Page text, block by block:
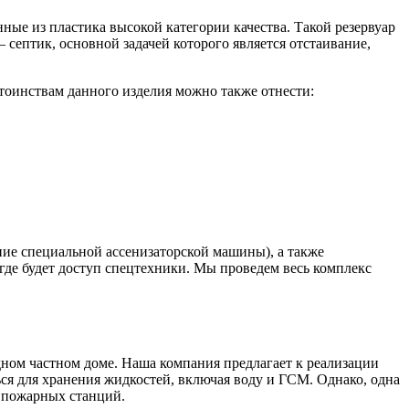
из пластика высокой категории качества. Такой резервуар
основной задачей которого является отстаивание,
данного изделия можно также отнести:
специальной ассенизаторской машины), а также
будет доступ спецтехники. Мы проведем весь комплекс
частном доме. Наша компания предлагает к реализации
для хранения жидкостей, включая воду и ГСМ. Однако, одна
пожарных станций.